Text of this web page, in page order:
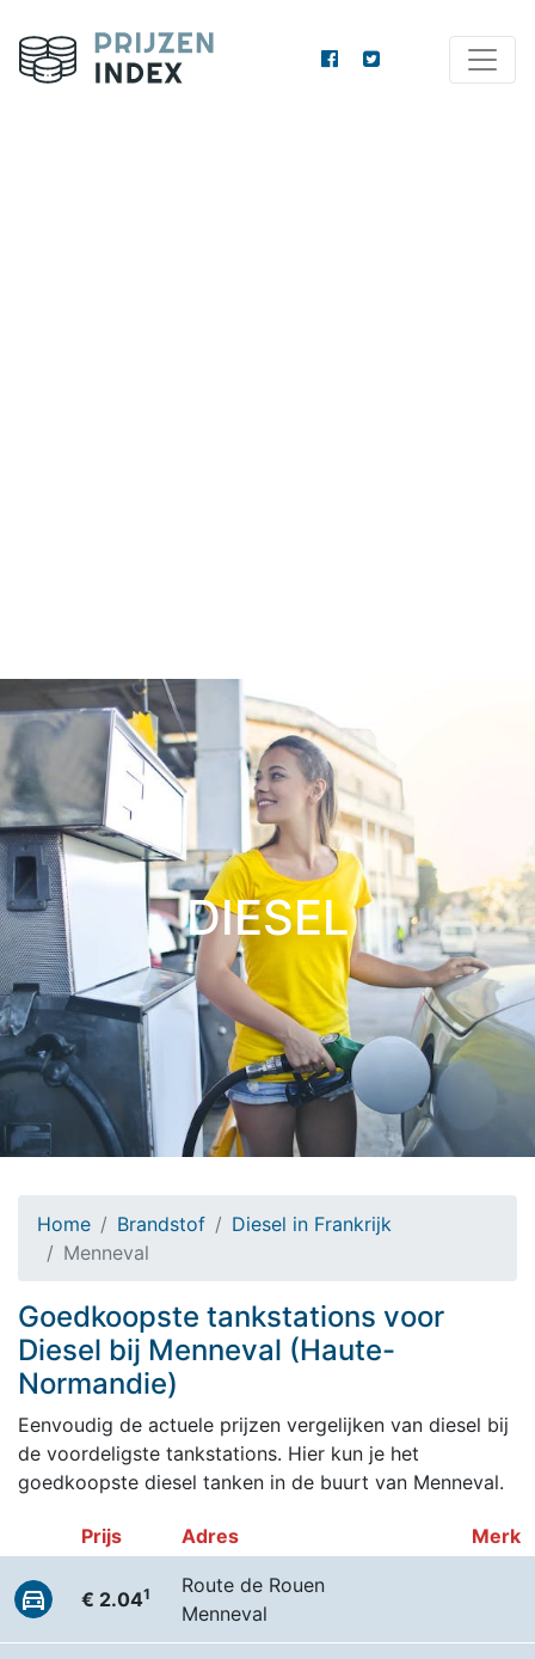
DIESEL
Home Brandstof
Diesel in Frankrijk
Menneval
Goedkoopste tankstations voor
Diesel bij Menneval (Haute-
Normandie)
Eenvoudig de actuele prijzen vergelijken van diesel bij
de voordeligste tankstations. Hier kun je het
goedkoopste diesel tanken in de buurt van Menneval.
Prijs Adres Merk
€ 2.041
Route de Rouen
Menneval